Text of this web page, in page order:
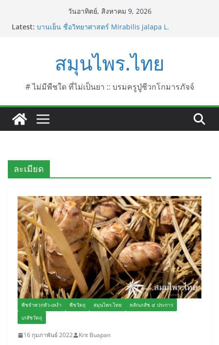
วันอาทิตย์, สิงหาคม 9, 2026
Latest: บานเย็น ชื่อวิทยาศาสตร์ Mirabilis jalapa L.
บานไม่รู้โรยไฟเออร์เวิร์ค ชื่อวิทยาศาสตร์ Gomphrena
pulchella L. (Firework)
บานไม่รู้โรยป่า ชื่อวิทยาศาสตร์ Gomphrena
celosioides Mart.
สมุนไพร.ไทย
# ไม่มีพืชใด ที่ไม่เป็นยา :: บรมครูปู่ชีวกโกมารภัจจ์
ละเมียด
พืชจำพวกหัว-เหง้า พืชวัตถุ สมุนไพร.ไทย
หลักเภสัช ๔ ประการ
เภสัชวัตถุ
16 กุมภาพันธ์ 2022 Krit Buapan